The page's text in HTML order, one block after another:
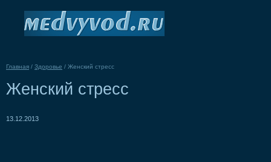
Главная / Здоровье / Женский стресс
Женский стресс
13.12.2013